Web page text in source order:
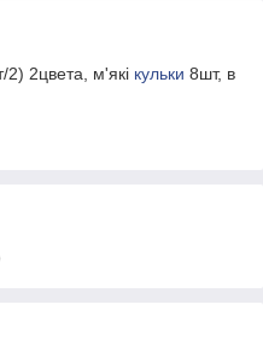
2цвета, м'які кульки 8шт, в